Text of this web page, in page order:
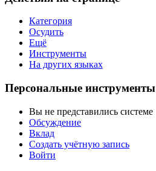
Категория
Осудить
Ещё
Инструменты
На других языках
Персональные инструменты
Вы не представились системе
Обсуждение
Вклад
Создать учётную запись
Войти